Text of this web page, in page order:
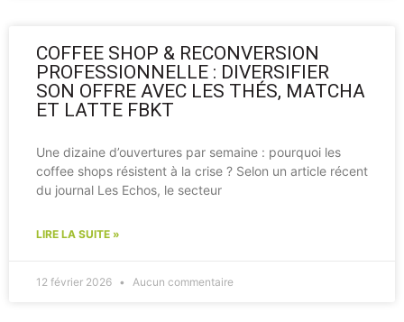
COFFEE SHOP & RECONVERSION
PROFESSIONNELLE : DIVERSIFIER
SON OFFRE AVEC LES THÉS, MATCHA
ET LATTE FBKT
Une dizaine d’ouvertures par semaine : pourquoi les
coffee shops résistent à la crise ? Selon un article récent
du journal Les Echos, le secteur
LIRE LA SUITE »
12 février 2026 Aucun commentaire